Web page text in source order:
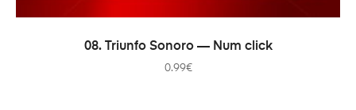
В КОРЗИНУ
08. Triunfo Sonoro — Num click
0.99€